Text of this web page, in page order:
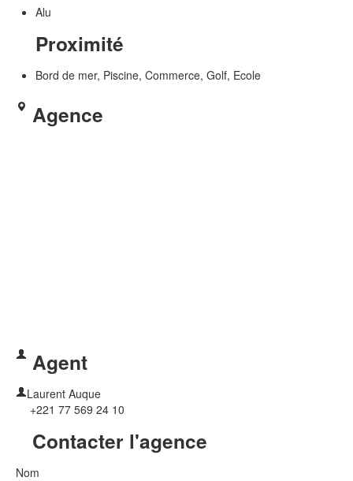
Alu
Proximité
Bord de mer, Piscine, Commerce, Golf, Ecole
Agence
Agent
Laurent Auque
+221 77 569 24 10
Contacter l'agence
Nom